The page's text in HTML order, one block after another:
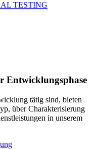
TESTING
Entwicklungsphase
tätig sind, bieten
über Charakterisierung
in unserem